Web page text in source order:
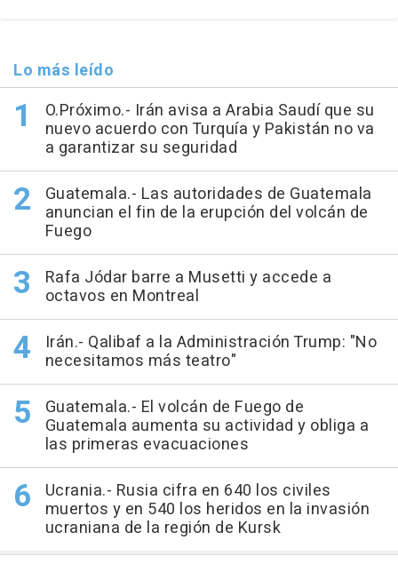
Lo más leído
O.Próximo.- Irán avisa a Arabia Saudí que su
nuevo acuerdo con Turquía y Pakistán no va
a garantizar su seguridad
Guatemala.- Las autoridades de Guatemala
anuncian el fin de la erupción del volcán de
Fuego
Rafa Jódar barre a Musetti y accede a
octavos en Montreal
Irán.- Qalibaf a la Administración Trump: "No
necesitamos más teatro"
Guatemala.- El volcán de Fuego de
Guatemala aumenta su actividad y obliga a
las primeras evacuaciones
Ucrania.- Rusia cifra en 640 los civiles
muertos y en 540 los heridos en la invasión
ucraniana de la región de Kursk